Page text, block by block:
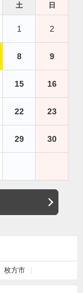
土 日
1 2
8 9
15 16
22 23
29 30
枚方市